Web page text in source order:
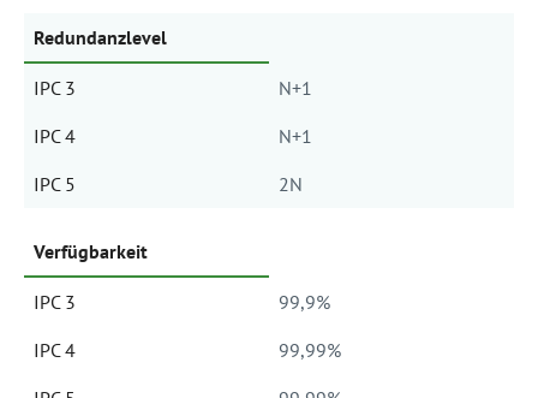
Redundanzlevel
IPC 3
N+1
IPC 4
N+1
IPC 5
2N
Verfügbarkeit
IPC 3
99,9%
IPC 4
99,99%